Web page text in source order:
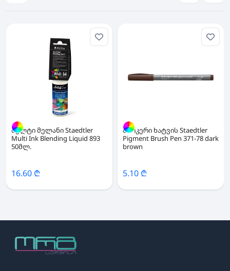
მულტი მელანი Staedtler
Multi Ink Blending Liquid 893
50მლ.
16.60 ₾
მარკერი ხატვის Staedtler
Pigment Brush Pen 371-78 dark
brown
5.10 ₾